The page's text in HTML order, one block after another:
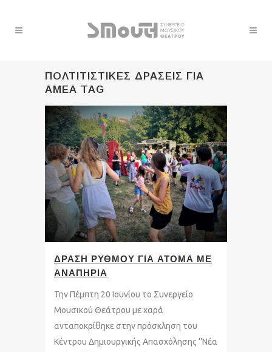
ΠΟΛΤΙΤΙΣΤΙΚΕΣ ΔΡΑΣΕΙΣ ΓΙΑ
ΑΜΕΑ TAG
ΔΡΑΣΗ ΡΥΘΜΟΥ ΓΙΑ ΑΤΟΜΑ ΜΕ
ΑΝΑΠΗΡΙΑ
Την Πέμπτη 20 Ιουνίου το Συνεργείο
Μουσικού Θεάτρου με χαρά
ανταποκρίθηκε στην πρόσκληση του
Κέντρου Δημιουργικής Απασχόλησης ‘’Νέα